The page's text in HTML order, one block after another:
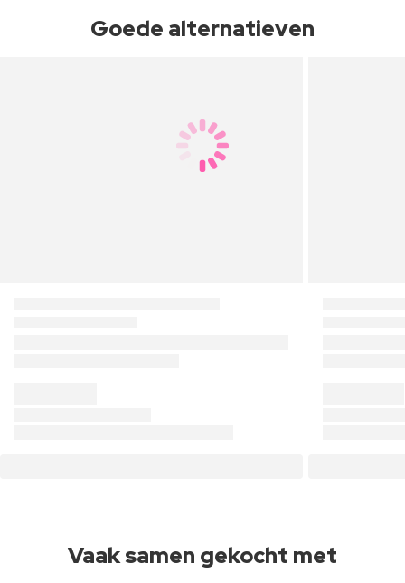
Goede alternatieven
Vaak samen gekocht met